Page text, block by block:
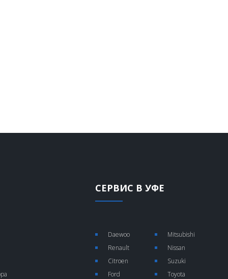
СЕРВИС В УФЕ
Daewoo
Renault
Citroen
Ford
Mitsubishi
Nissan
Suzuki
Toyota